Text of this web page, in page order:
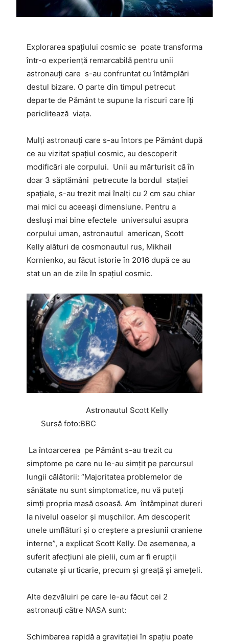
Explorarea spațiului cosmic se poate transforma
într-o experiență remarcabilă pentru unii
astronauți care s-au confruntat cu întâmplări
destul bizare. O parte din timpul petrecut
departe de Pământ te supune la riscuri care îți
periclitează viața.
Mulți astronauți care s-au întors pe Pământ după
ce au vizitat spațiul cosmic, au descoperit
modificări ale corpului. Unii au mărturisit că în
doar 3 săptămâni petrecute la bordul stației
spațiale, s-au trezit mai înalți cu 2 cm sau chiar
mai mici cu aceeași dimensiune. Pentru a
desluși mai bine efectele universului asupra
corpului uman, astronautul american, Scott
Kelly alături de cosmonautul rus, Mikhail
Kornienko, au făcut istorie în 2016 după ce au
stat un an de zile în spațiul cosmic.
Astronautul Scott Kelly
Sursă foto:BBC
La întoarcerea pe Pământ s-au trezit cu
simptome pe care nu le-au simțit pe parcursul
lungii călătorii: “Majoritatea problemelor de
sănătate nu sunt simptomatice, nu vă puteți
simți propria masă osoasă. Am întâmpinat dureri
la nivelul oaselor și mușchilor. Am descoperit
unele umflături și o creștere a presiunii craniene
interne”, a explicat Scott Kelly. De asemenea, a
suferit afecțiuni ale pielii, cum ar fi erupții
cutanate și urticarie, precum și greață și amețeli.
Alte dezvăluiri pe care le-au făcut cei 2
astronauți către NASA sunt:
Schimbarea rapidă a gravitației în spațiu poate